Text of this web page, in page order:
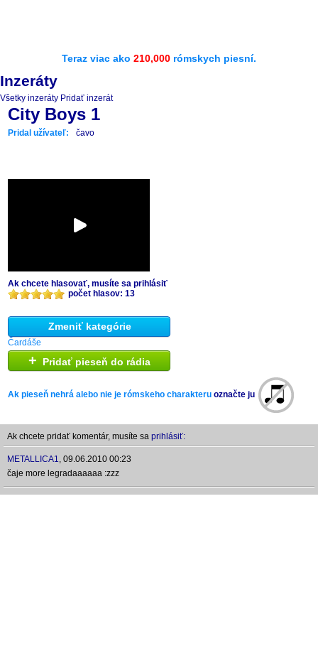
Teraz viac ako 210,000 rómskych piesní.
Inzeráty
Všetky inzeráty Pridať inzerát
City Boys 1
Pridal užívateľ: čavo
Ak chcete hlasovať, musíte sa prihlásiť
počet hlasov: 13
Zmeniť kategórie
Čardáše
+ Pridať pieseň do rádia
Ak pieseň nehrá alebo nie je rómskeho charakteru označte ju
Ak chcete pridať komentár, musíte sa prihlásiť:
METALLICA1, 09.06.2010 00:23
čaje more legradaaaaaa :zzz